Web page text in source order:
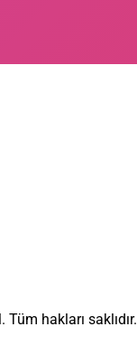
hakları saklıdır.